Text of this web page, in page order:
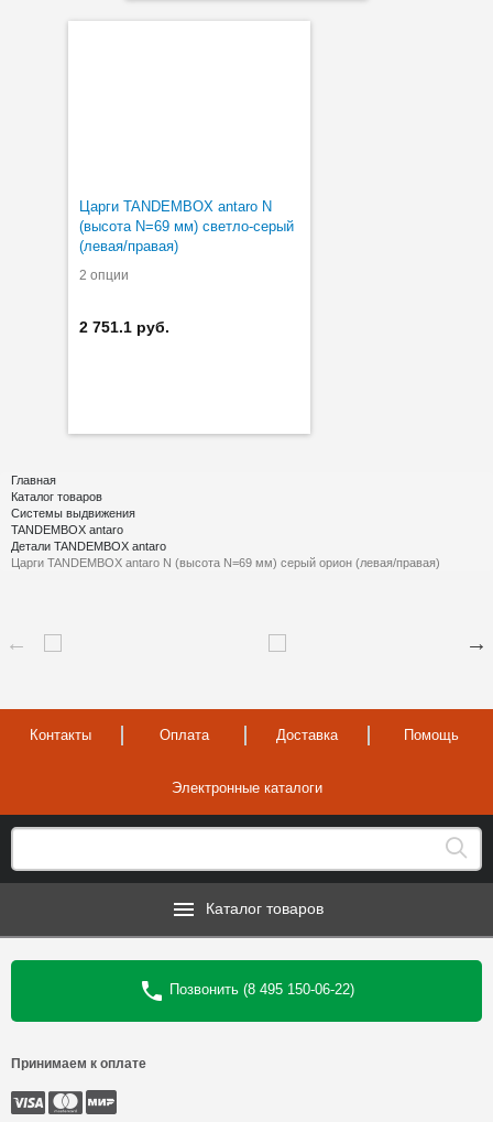
Царги TANDEMBOX antaro N
(высота N=69 мм) светло-серый
(левая/правая)
2 опции
2 751.1 руб.
Главная
Каталог товаров
Системы выдвижения
TANDEMBOX antaro
Детали TANDEMBOX antaro
Царги TANDEMBOX antaro N (высота N=69 мм) серый орион (левая/правая)
Контакты Оплата Доставка Помощь
Электронные каталоги
Каталог товаров
Позвонить (8 495 150-06-22)
Принимаем к оплате